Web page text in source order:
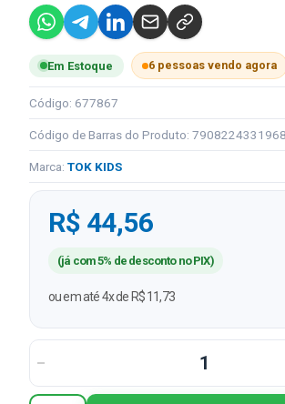
Em Estoque 6 pessoas vendo agora
Código: 677867
Código de Barras do Produto: 7908224331968
Marca: TOK KIDS
R$ 44,56
(já com 5% de desconto no PIX)
ou em até 4x de R$ 11,73